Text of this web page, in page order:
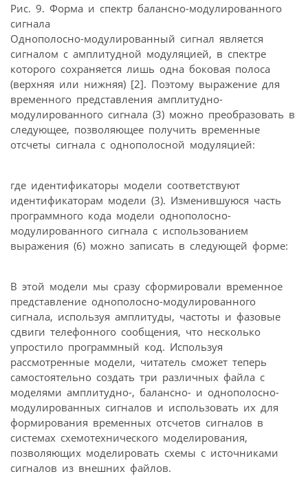
Рис. 9. Форма и спектр балансно-модулированного
сигнала
Однополосно-модулированный сигнал является
сигналом с амплитудной модуляцией, в спектре
которого сохраняется лишь одна боковая полоса
(верхняя или нижняя) [2]. Поэтому выражение для
временного представления амплитудно-
модулированного сигнала (3) можно преобразовать в
следующее, позволяющее получить временные
отсчеты сигнала с однополосной модуляцией:
где идентификаторы модели соответствуют
идентификаторам модели (3). Изменившуюся часть
программного кода модели однополосно-
модулированного сигнала с использованием
выражения (6) можно записать в следующей форме:
В этой модели мы сразу сформировали временное
представление однополосно-модулированного
сигнала, используя амплитуды, частоты и фазовые
сдвиги телефонного сообщения, что несколько
упростило программный код. Используя
рассмотренные модели, читатель сможет теперь
самостоятельно создать три различных файла с
моделями амплитудно-, балансно- и однополосно-
модулированных сигналов и использовать их для
формирования временных отсчетов сигналов в
системах схемотехнического моделирования,
позволяющих моделировать схемы с источниками
сигналов из внешних файлов.